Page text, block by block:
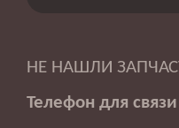
НЕ НАШЛИ
Телефон для